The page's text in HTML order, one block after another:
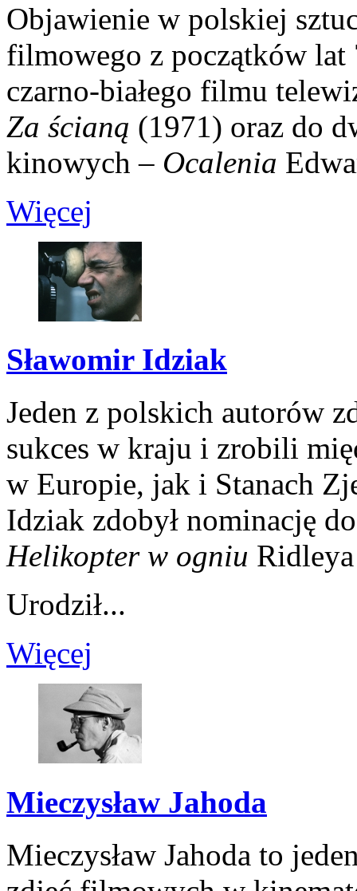
Objawienie w polskiej
filmowego z początków lat
czarno-białego filmu
Za ścianą (1971) oraz do
kinowych – Ocalenia
Więcej
Sławomir Idziak
Jeden z polskich autorów
sukces w kraju i zrobili
w Europie, jak i Stanach
Idziak zdobył nominację
Helikopter w ogniu
Urodził...
Więcej
Mieczysław Jahoda
Mieczysław Jahoda to